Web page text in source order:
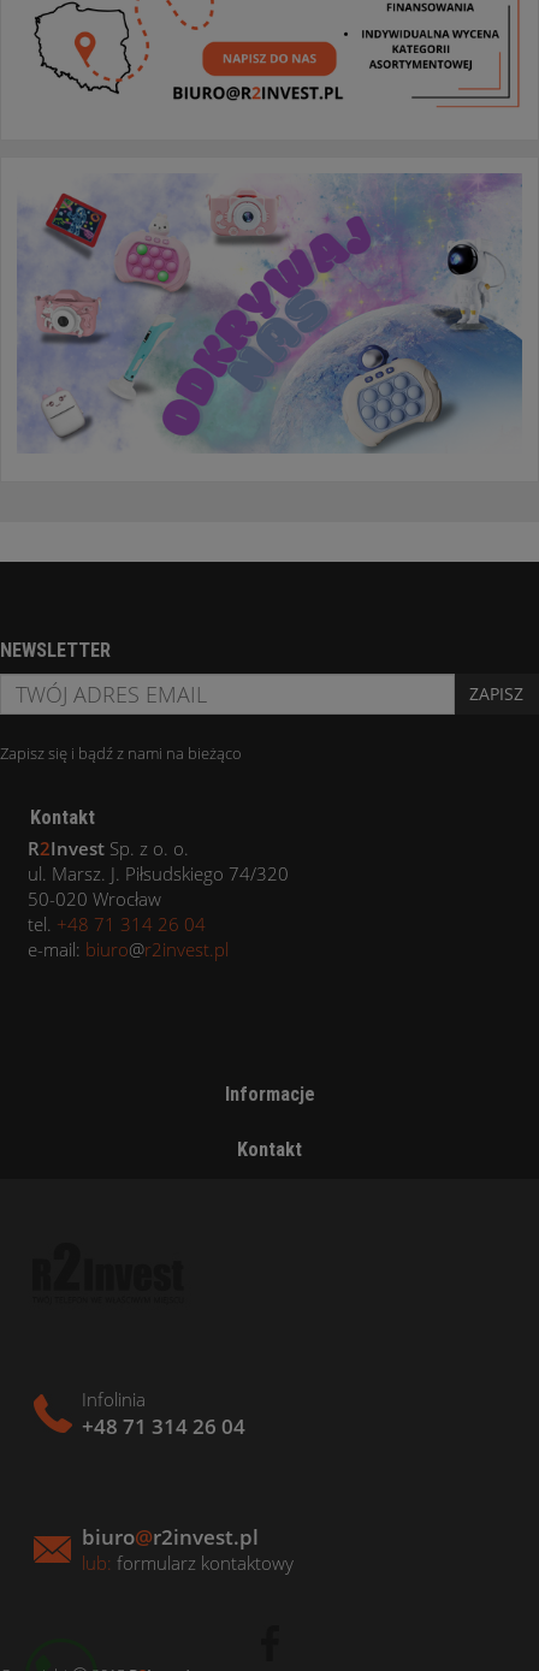
NEWSLETTER
ZAPISZ
Zapisz się i bądź z nami na bieżąco
Kontakt
R2Invest Sp. z o. o.
ul. Marsz. J. Piłsudskiego 74/320
50-020 Wrocław
tel. +48 71 314 26 04
e-mail: biuro@r2invest.pl
Informacje
Kontakt
Infolinia
+48 71 314 26 04
biuro@r2invest.pl
lub: formularz kontaktowy